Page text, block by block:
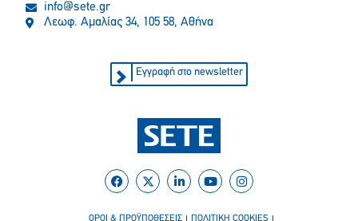
info@sete.gr
Λεωφ. Αμαλίας 34, 105 58, Αθήνα
Εγγραφή στο newsletter
ΟΡΟΙ & ΠΡΟΫΠΟΘΕΣΕΙΣ ΠΟΛΙΤΙΚΗ COOKIES